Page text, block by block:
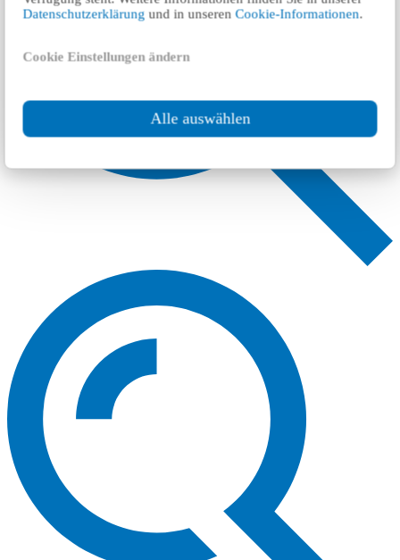
Datenschutzerklärung und in unserenCookie-Informationen.
Cookie Einstellungen ändern
Alle auswählen